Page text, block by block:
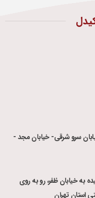
سرو شرقی- خیابان مجد -
به خیابان ظفر، رو به روی
استان تهران